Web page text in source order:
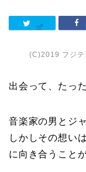
(C)2019 フジ
出会って、たっ
音楽家の男とジ
しかしその想い
に向き合うこと